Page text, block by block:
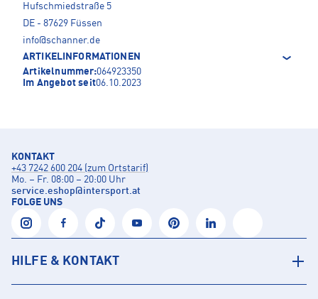
Hufschmiedstraße 5
DE - 87629 Füssen
info@schanner.de
ARTIKELINFORMATIONEN
Artikelnummer:064923350
Im Angebot seit06.10.2023
KONTAKT
+43 7242 600 204 (zum Ortstarif)
Mo. – Fr. 08:00 – 20:00 Uhr
service.eshop@intersport.at
FOLGE UNS
HILFE & KONTAKT